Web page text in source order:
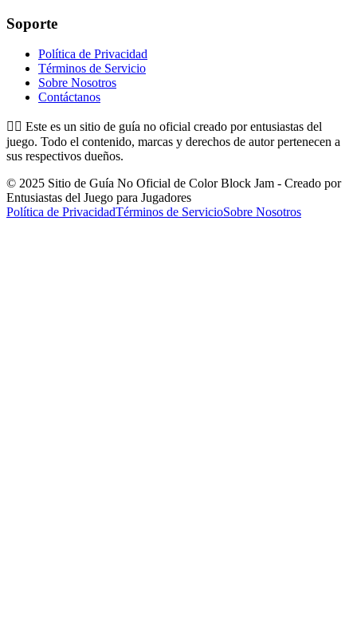
Soporte
Política de Privacidad
Términos de Servicio
Sobre Nosotros
Contáctanos
👉🏻 Este es un sitio de guía no oficial creado por entusiastas del
juego. Todo el contenido, marcas y derechos de autor pertenecen a
sus respectivos dueños.
© 2025 Sitio de Guía No Oficial de Color Block Jam - Creado por
Entusiastas del Juego para Jugadores
Política de PrivacidadTérminos de ServicioSobre Nosotros